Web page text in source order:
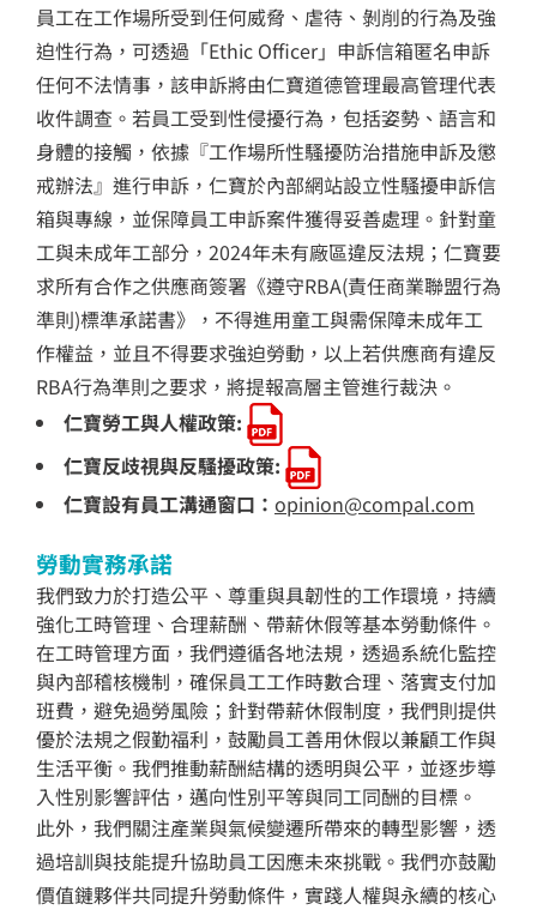
員工在工作場所受到任何威脅、虐待、剝削的行為及強
迫性行為，可透過「Ethic Officer」申訴信箱匿名申訴
任何不法情事，該申訴將由仁寶道德管理最高管理代表
收件調查。若員工受到性侵擾行為，包括姿勢、語言和
身體的接觸，依據『工作場所性騷擾防治措施申訴及懲
戒辦法』進行申訴，仁寶於內部網站設立性騷擾申訴信
箱與專線，並保障員工申訴案件獲得妥善處理。針對童
工與未成年工部分，2024年未有廠區違反法規；仁寶要
求所有合作之供應商簽署《遵守RBA(責任商業聯盟行為
準則)標準承諾書》，不得進用童工與需保障未成年工
作權益，並且不得要求強迫勞動，以上若供應商有違反
RBA行為準則之要求，將提報高層主管進行裁決。
仁寶勞工與人權政策:
仁寶反歧視與反騷擾政策:
仁寶設有員工溝通窗口： opinion@compal.com
勞動實務承諾
我們致力於打造公平、尊重與具韌性的工作環境，持續
強化工時管理、合理薪酬、帶薪休假等基本勞動條件。
在工時管理方面，我們遵循各地法規，透過系統化監控
與內部稽核機制，確保員工工作時數合理、落實支付加
班費，避免過勞風險；針對帶薪休假制度，我們則提供
優於法規之假勤福利，鼓勵員工善用休假以兼顧工作與
生活平衡。我們推動薪酬結構的透明與公平，並逐步導
入性別影響評估，邁向性別平等與同工同酬的目標。
此外，我們關注產業與氣候變遷所帶來的轉型影響，透
過培訓與技能提升協助員工因應未來挑戰。我們亦鼓勵
價值鏈夥伴共同提升勞動條件，實踐人權與永續的核心